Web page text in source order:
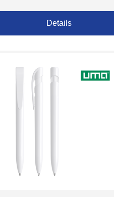
Details